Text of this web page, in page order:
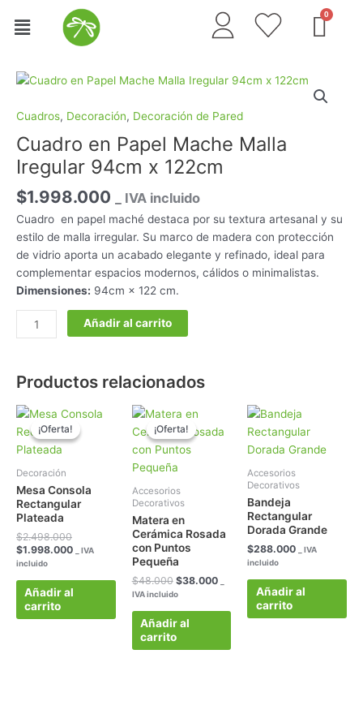
Menú
Cuadros, Decoración, Decoración de Pared
Cuadro en Papel Mache Malla
Iregular 94cm x 122cm
$1.998.000 _ IVA incluido
Cuadro en papel maché destaca por su textura artesanal y su
estilo de malla irregular. Su marco de madera con protección
de vidrio aporta un acabado elegante y refinado, ideal para
complementar espacios modernos, cálidos o minimalistas.
Dimensiones: 94cm × 122 cm.
Cuadro
Papel
Malla
Iregular
94cm
x
122cm
cantidad
Añadir al carrito
Productos relacionados
¡Oferta!
¡Oferta!
Decoración
Mesa Consola
Rectangular
Plateada
$2.498.000
El
precio
original
$1.998.000
El
actual
_ IVA
incluido
Añadir al
carrito
¡Oferta!
¡Oferta!
Accesorios
Decorativos
Matera en
Cerámica Rosada
con Puntos
Pequeña
$48.000
El
precio
original
era:
$38.000
actual
IVA incluido
Añadir al
carrito
Accesorios
Decorativos
Bandeja
Rectangular
Dorada Grande
$288.000
_ IVA
incluido
Añadir al
carrito